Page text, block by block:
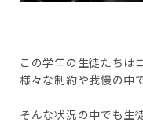
この学年の生徒たちは
様々な制約や我慢の中
そんな状況の中でも生